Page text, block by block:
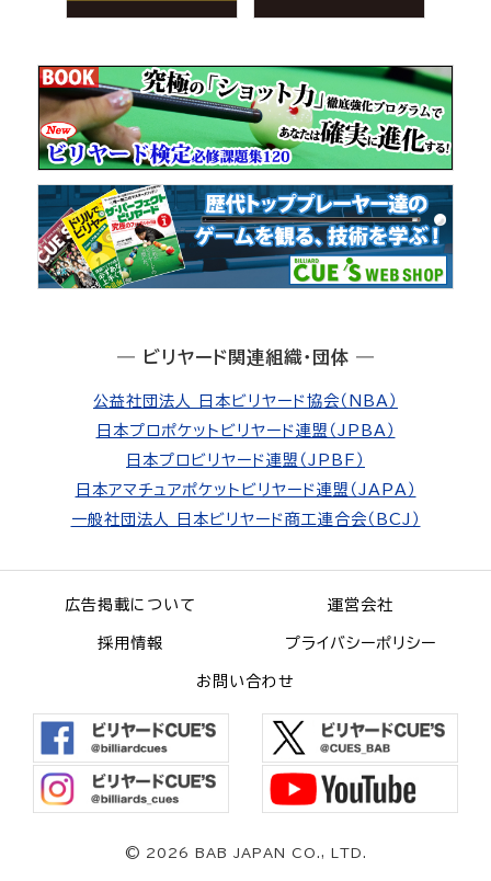
― ビリヤード関連組織・団体 ―
公益社団法人 日本ビリヤード協会（NBA）
日本プロポケットビリヤード連盟（JPBA）
日本プロビリヤード連盟（JPBF）
日本アマチュアポケットビリヤード連盟（JAPA）
一般社団法人 日本ビリヤード商工連合会（BCJ）
広告掲載について 運営会社
採用情報 プライバシーポリシー
お問い合わせ
© 2026 BAB JAPAN CO., LTD.